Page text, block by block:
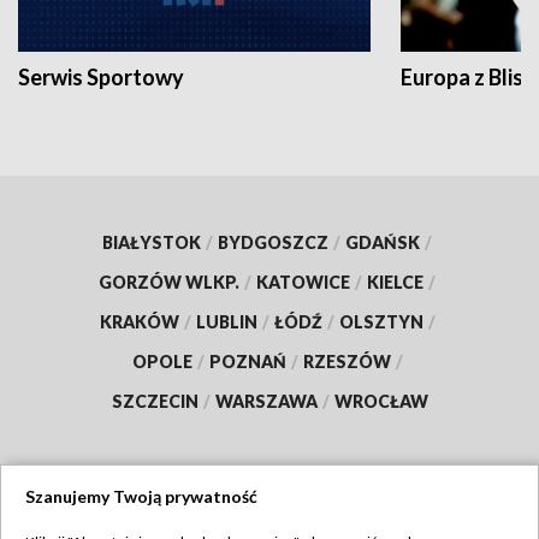
Serwis Sportowy Europa z
BIAŁYSTOK / BYDGOSZCZ / GDAŃSK /
GORZÓW WLKP. / KATOWICE / KIELCE /
KRAKÓW / LUBLIN / ŁÓDŹ / OLSZTYN /
OPOLE / POZNAŃ / RZESZÓW /
SZCZECIN / WARSZAWA / WROCŁAW
Szanujemy Twoją prywatność